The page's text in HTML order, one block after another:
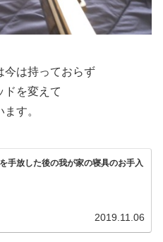
今は持っておらず
ドを変えて
す。
手放した後の我が家の寝具のお手入
2019.11.06